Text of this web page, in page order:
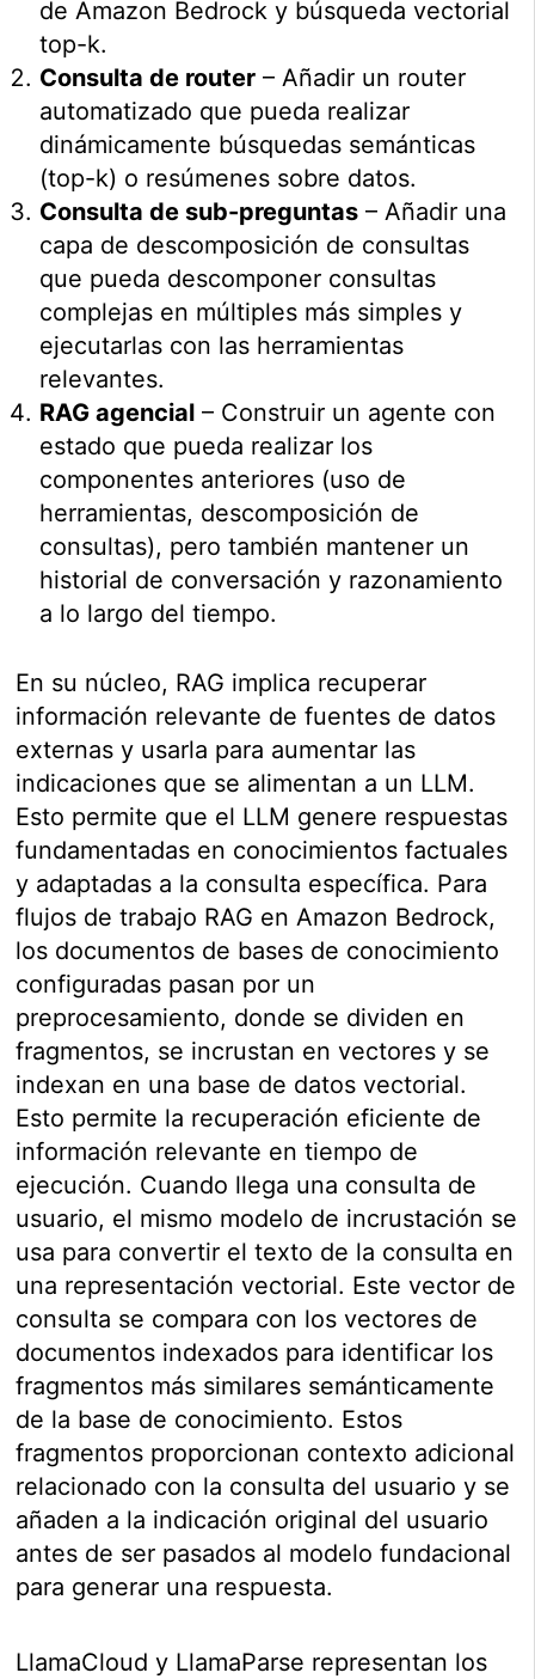
de Amazon Bedrock y búsqueda vectorial
top-k.
Consulta de router – Añadir un router
automatizado que pueda realizar
dinámicamente búsquedas semánticas
(top-k) o resúmenes sobre datos.
Consulta de sub-preguntas – Añadir una
capa de descomposición de consultas
que pueda descomponer consultas
complejas en múltiples más simples y
ejecutarlas con las herramientas
relevantes.
RAG agencial – Construir un agente con
estado que pueda realizar los
componentes anteriores (uso de
herramientas, descomposición de
consultas), pero también mantener un
historial de conversación y razonamiento
a lo largo del tiempo.
En su núcleo, RAG implica recuperar
información relevante de fuentes de datos
externas y usarla para aumentar las
indicaciones que se alimentan a un LLM.
Esto permite que el LLM genere respuestas
fundamentadas en conocimientos factuales
y adaptadas a la consulta específica. Para
flujos de trabajo RAG en Amazon Bedrock,
los documentos de bases de conocimiento
configuradas pasan por un
preprocesamiento, donde se dividen en
fragmentos, se incrustan en vectores y se
indexan en una base de datos vectorial.
Esto permite la recuperación eficiente de
información relevante en tiempo de
ejecución. Cuando llega una consulta de
usuario, el mismo modelo de incrustación se
usa para convertir el texto de la consulta en
una representación vectorial. Este vector de
consulta se compara con los vectores de
documentos indexados para identificar los
fragmentos más similares semánticamente
de la base de conocimiento. Estos
fragmentos proporcionan contexto adicional
relacionado con la consulta del usuario y se
añaden a la indicación original del usuario
antes de ser pasados al modelo fundacional
para generar una respuesta.
LlamaCloud y LlamaParse representan los